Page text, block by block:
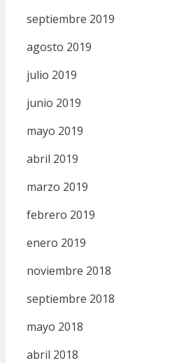
septiembre 2019
agosto 2019
julio 2019
junio 2019
mayo 2019
abril 2019
marzo 2019
febrero 2019
enero 2019
noviembre 2018
septiembre 2018
mayo 2018
abril 2018